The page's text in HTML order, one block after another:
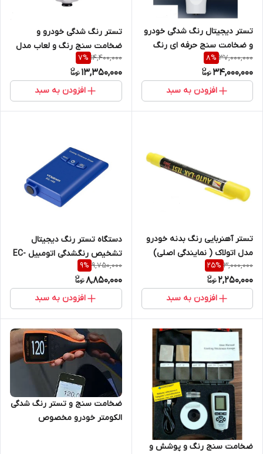
تستر دیجیتال رنگ شدگی خودرو
و ضخامت سنج حرفه ای رنگ
گوا مدل GC8102 ( سفید رنگ)
37,000,000
8%
34,000,000
افزودن به سبد
تستر رنگ شدگی خودرو و
ضخامت سنج رنگ و لعاب مدل
EC500A کمپانی یوکسا
14,400,000
7%
13,350,000
افزودن به سبد
تستر آهنربایی رنگ بدنه خودرو
مدل اتولاک ( نمایندگی اصلی)
3,000,000
25%
2,250,000
افزودن به سبد
دستگاه تستر رنگ دیجیتال
تشخیص رنگشدگی اتومبیل EC-
100 ( نمایندگی اصلی جوش آزما
تجهیز)
9,750,000
9%
8,850,000
افزودن به سبد
ضخامت سنج رنگ و پوشش و
ضخامت سنج و تستر رنگ شدگی
الکومتر خودرو مخصوص